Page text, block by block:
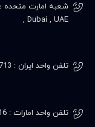
, Dubai , UAE
تلفن واحد ایران : 02141713
تلفن واحد امارات : 0568001616